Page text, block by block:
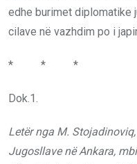
edhe burimet diplomatike
cilave në vazhdim po i
* * *
Dok.1.
Letër nga M.
Jugosllave në Ankara,